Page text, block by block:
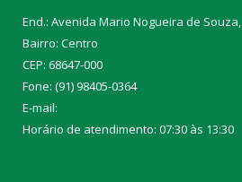
End.: Avenida Mario Nogueira de
Bairro: Centro
CEP: 68647-000
Fone: (91) 98405-0364
E-mail:
Horário de atendimento: 07:30 às 13:30